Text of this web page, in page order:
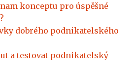
konceptu pro úspěšné
dobrého podnikatelského
a testovat podnikatelský